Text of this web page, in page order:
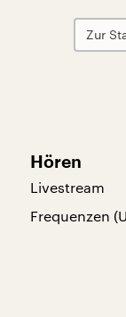
Zur
Hören
Livestream
Frequenzen